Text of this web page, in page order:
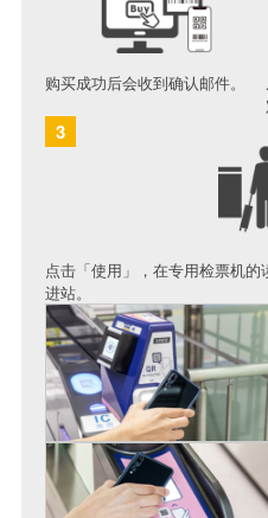
购买成功后会收到确认邮件。
3
点击「使用」，在专用检票机
进站。